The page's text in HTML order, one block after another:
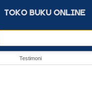
Testimoni